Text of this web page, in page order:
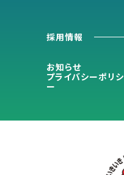
採用情報
お知らせ
プライバシーポリシ
ー